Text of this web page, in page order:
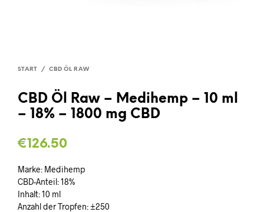
START / CBD ÖL RAW
CBD Öl Raw – Medihemp – 10 ml
– 18% – 1800 mg CBD
€126.50
Marke: Medihemp
CBD-Anteil: 18%
Inhalt: 10 ml
Anzahl der Tropfen: ±250